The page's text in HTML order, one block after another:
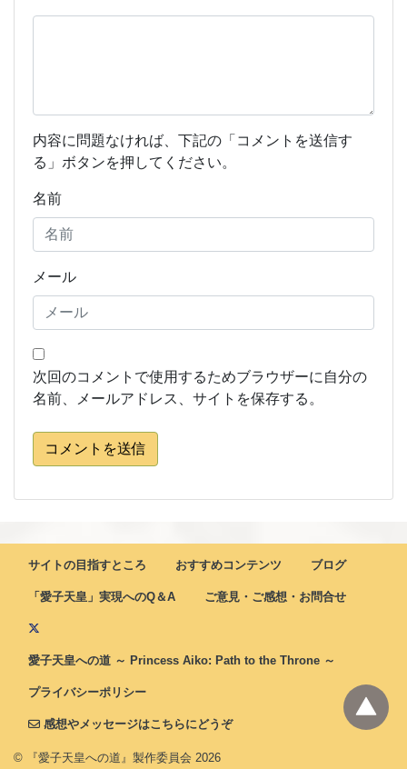
内容に問題なければ、下記の「コメントを送信す
る」ボタンを押してください。
名前
メール
次回のコメントで使用するためブラウザーに自分の
名前、メールアドレス、サイトを保存する。
コメントを送信
サイトの目指すところ おすすめコンテンツ ブログ
「愛子天皇」実現へのQ＆A ご意見・ご感想・お問合せ
愛子天皇への道 ～ Princess Aiko: Path to the Throne ～
プライバシーポリシー
感想やメッセージはこちらにどうぞ
© 『愛子天皇への道』製作委員会 2026